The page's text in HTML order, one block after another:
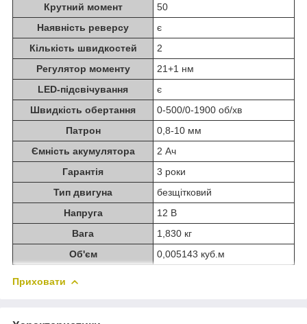
Крутний момент
50
Наявність реверсу
є
Кількість швидкостей
2
Регулятор моменту
21+1 нм
LED-підсвічування
є
Швидкість обертання
0-500/0-1900 об/хв
Патрон
0,8-10 мм
Ємність акумулятора
2 Ач
Гарантія
3 роки
Тип двигуна
безщітковий
Напруга
12 В
Вага
1,830 кг
Об'єм
0,005143 куб.м
Приховати